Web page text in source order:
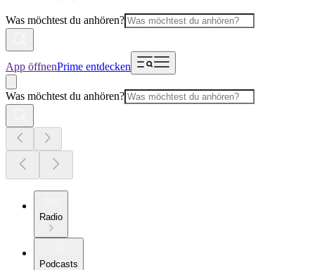
Was möchtest du anhören?
App öffnenPrime entdecken
Was möchtest du anhören?
Radio
Podcasts